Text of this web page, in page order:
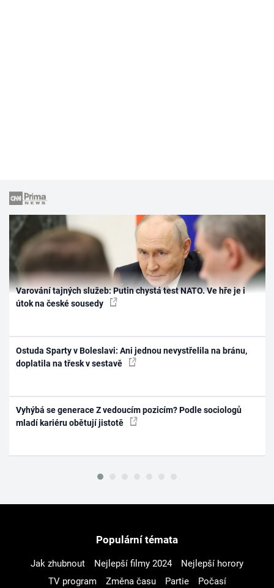
Varování tajných služeb: Putin chystá test NATO. Ve hře je i
útok na české sousedy
Ostuda Sparty v Boleslavi: Ani jednou nevystřelila na bránu,
doplatila na třesk v sestavě
Vyhýbá se generace Z vedoucím pozicím? Podle sociologů
mladí kariéru obětují jistotě
Populární témata
Jak zhubnout Nejlepší filmy 2024
Nejlepší horory
TV program
Změna času Partie
Počasí